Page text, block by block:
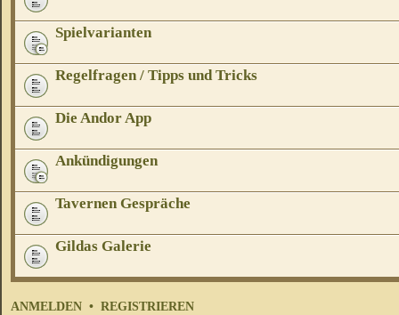
Spielvarianten
Regelfragen / Tipps und Tricks
Die Andor App
Ankündigungen
Tavernen Gespräche
Gildas Galerie
ANMELDEN • REGISTRIEREN